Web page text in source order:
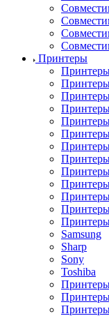
Принтеры
Samsung
Sharp
Sony
Toshiba